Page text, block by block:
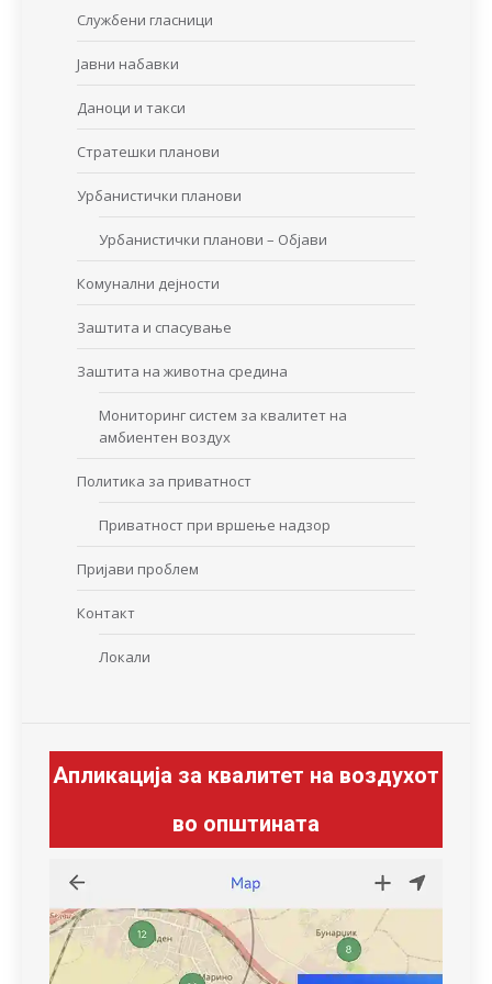
Службени гласници
Јавни набавки
Даноци и такси
Стратешки планови
Урбанистички планови
Урбанистички планови – Објави
Комунални дејности
Заштита и спасување
Заштита на животна средина
Мониторинг систем за квалитет на
амбиентен воздух
Политика за приватност
Приватност при вршење надзор
Пријави проблем
Контакт
Локали
Апликација за квалитет на воздухот
во општината